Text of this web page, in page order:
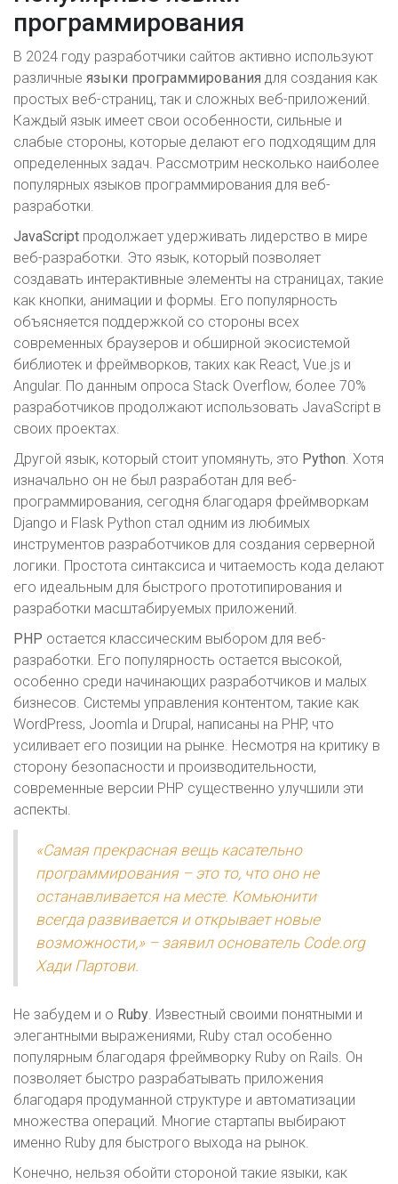
программирования
В 2024 году разработчики сайтов активно используют
различные языки программирования для создания как
простых веб-страниц, так и сложных веб-приложений.
Каждый язык имеет свои особенности, сильные и
слабые стороны, которые делают его подходящим для
определенных задач. Рассмотрим несколько наиболее
популярных языков программирования для веб-
разработки.
JavaScript продолжает удерживать лидерство в мире
веб-разработки. Это язык, который позволяет
создавать интерактивные элементы на страницах, такие
как кнопки, анимации и формы. Его популярность
объясняется поддержкой со стороны всех
современных браузеров и обширной экосистемой
библиотек и фреймворков, таких как React, Vue.js и
Angular. По данным опроса Stack Overflow, более 70%
разработчиков продолжают использовать JavaScript в
своих проектах.
Другой язык, который стоит упомянуть, это Python. Хотя
изначально он не был разработан для веб-
программирования, сегодня благодаря фреймворкам
Django и Flask Python стал одним из любимых
инструментов разработчиков для создания серверной
логики. Простота синтаксиса и читаемость кода делают
его идеальным для быстрого прототипирования и
разработки масштабируемых приложений.
PHP остается классическим выбором для веб-
разработки. Его популярность остается высокой,
особенно среди начинающих разработчиков и малых
бизнесов. Системы управления контентом, такие как
WordPress, Joomla и Drupal, написаны на PHP, что
усиливает его позиции на рынке. Несмотря на критику в
сторону безопасности и производительности,
современные версии PHP существенно улучшили эти
аспекты.
«Самая прекрасная вещь касательно
программирования – это то, что оно не
останавливается на месте. Комьюнити
всегда развивается и открывает новые
возможности,» – заявил основатель Code.org
Хади Партови.
Не забудем и о Ruby. Известный своими понятными и
элегантными выражениями, Ruby стал особенно
популярным благодаря фреймворку Ruby on Rails. Он
позволяет быстро разрабатывать приложения
благодаря продуманной структуре и автоматизации
множества операций. Многие стартапы выбирают
именно Ruby для быстрого выхода на рынок.
Конечно, нельзя обойти стороной такие языки, как